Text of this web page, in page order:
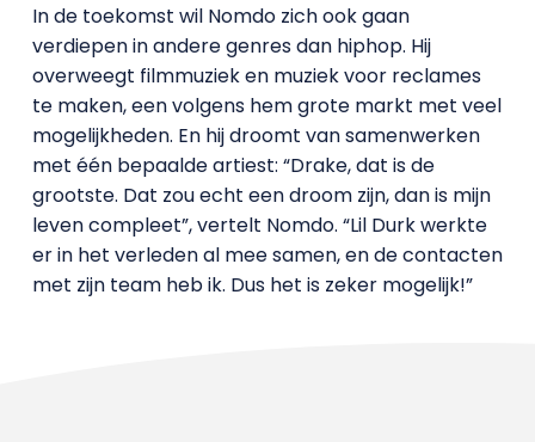
In de toekomst wil Nomdo zich ook gaan
verdiepen in andere genres dan hiphop. Hij
overweegt filmmuziek en muziek voor reclames
te maken, een volgens hem grote markt met veel
mogelijkheden. En hij droomt van samenwerken
met één bepaalde artiest: “Drake, dat is de
grootste. Dat zou echt een droom zijn, dan is mijn
leven compleet”, vertelt Nomdo. “Lil Durk werkte
er in het verleden al mee samen, en de contacten
met zijn team heb ik. Dus het is zeker mogelijk!”